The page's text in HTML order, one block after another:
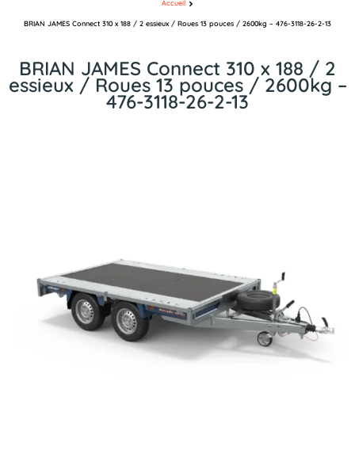
BRIAN JAMES Connect 310 x 188 / 2
essieux / Roues 13 pouces / 2600kg –
476-3118-26-2-13
Accueil
BRIAN JAMES Connect 310 x 188 / 2 essieux / Roues 13 pouces / 2600kg – 476-3118-26-2-13